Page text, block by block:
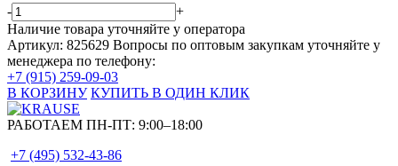
-
+
Наличие товара уточняйте у оператора
Артикул: 825629 Вопросы по оптовым закупкам уточняйте у
менеджера по телефону:
+7 (915) 259-09-03
В КОРЗИНУ КУПИТЬ В ОДИН КЛИК
РАБОТАЕМ ПН-ПТ: 9:00–18:00
+7 (495) 532-43-86